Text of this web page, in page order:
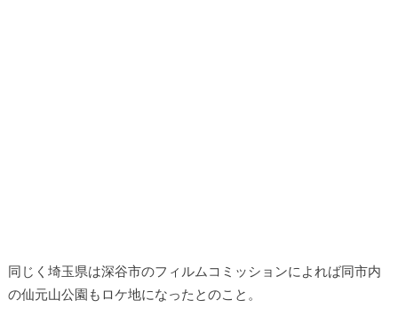
同じく埼玉県は深谷市のフィルムコミッションによれば同市内
の仙元山公園もロケ地になったとのこと。